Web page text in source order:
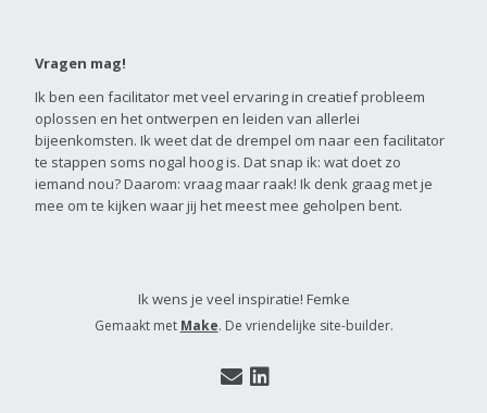
Vragen mag!
Ik ben een facilitator met veel ervaring in creatief probleem
oplossen en het ontwerpen en leiden van allerlei
bijeenkomsten. Ik weet dat de drempel om naar een facilitator
te stappen soms nogal hoog is. Dat snap ik: wat doet zo
iemand nou? Daarom: vraag maar raak! Ik denk graag met je
mee om te kijken waar jij het meest mee geholpen bent.
Ik wens je veel inspiratie! Femke
Gemaakt met Make. De vriendelijke site-builder.